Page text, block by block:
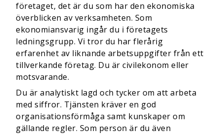
företaget, det är du som har den ekonomiska
överblicken av verksamheten. Som
ekonomiansvarig ingår du i företagets
ledningsgrupp. Vi tror du har flerårig
erfarenhet av liknande arbetsuppgifter från ett
tillverkande företag. Du är civilekonom eller
motsvarande.
Du är analytiskt lagd och tycker om att arbeta
med siffror. Tjänsten kräver en god
organisationsförmåga samt kunskaper om
gällande regler. Som person är du även